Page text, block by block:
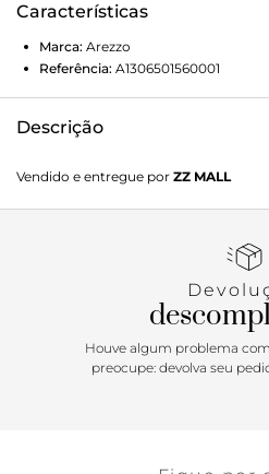
Características
Marca: Arezzo
Referência: A1306501560001
Descrição
mínimo bloco e formato
bem finas e trançadas nas
tornozelo, contorna e fecha em
Vendido e entregue por ZZ MALL
Houve algum problema
preocupe: devolva seu